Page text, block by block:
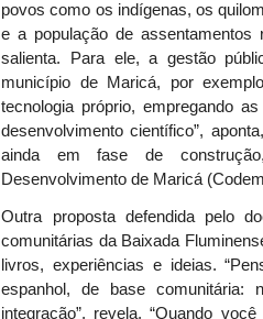
povos como os indígenas, os
e a população de assentamentos
salienta. Para ele, a gestão
município de Maricá, por
tecnologia próprio, empregando
desenvolvimento científico”,
ainda em fase de
Desenvolvimento de Maricá
Outra proposta defendida pelo
comunitárias da Baixada
livros, experiências e ideias.
espanhol, de base
integração”, revela. “Quando